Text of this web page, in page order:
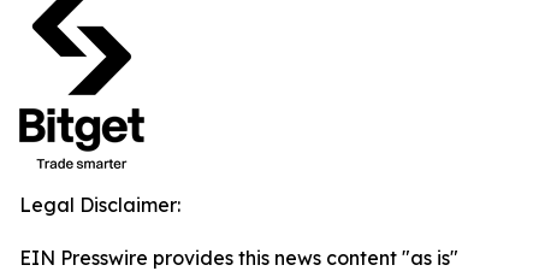
Legal Disclaimer:
EIN Presswire provides this news content "as is"